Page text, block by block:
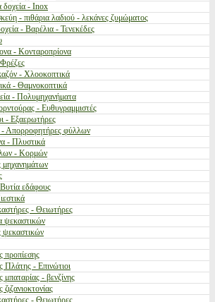
δοχεία - Inox
- πιθάρια λαδιού - λεκάνες ζυμώματος
- Βαρέλια - Τενεκέδες
- Κονταροπρίονα
- Χλοοκοπτικά
- Θαμνοκοπτικά
- Πολυμηχανήματα
- Ευθυγραμμιστές
- Εξαερωτήρες
Απορροφητήρες φύλλων
- Πλυστικά
- Κορμών
εδάφους
- Θειωτήρες
ψεκαστικών
προπίεσης
Πλάτης - Επινώτιοι
- βενζίνης
- Θειωτήρες